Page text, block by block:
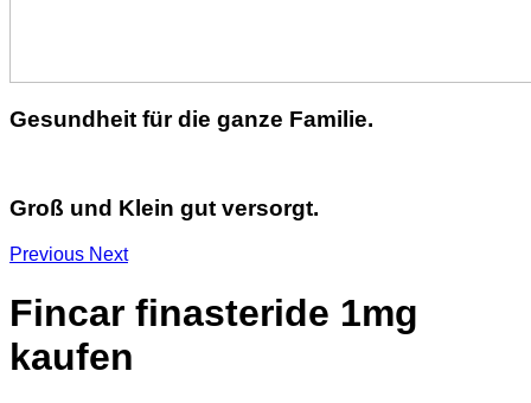
Gesundheit für die ganze Familie.
Groß und Klein gut versorgt.
Previous Next
Fincar finasteride 1mg
kaufen